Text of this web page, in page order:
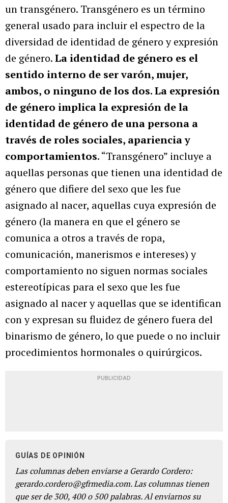
un transgénero. Transgénero es un término
general usado para incluir el espectro de la
diversidad de identidad de género y expresión
de género.La identidad de género es el
sentido interno de ser varón, mujer,
ambos, o ninguno de los dos. La expresión
de género implica la expresión de la
identidad de género de una persona a
través de roles sociales, apariencia y
comportamientos. “Transgénero” incluye a
aquellas personas que tienen una identidad de
género que difiere del sexo que les fue
asignado al nacer, aquellas cuya expresión de
género (la manera en que el género se
comunica a otros a través de ropa,
comunicación, manerismos e intereses) y
comportamiento no siguen normas sociales
estereotípicas para el sexo que les fue
asignado al nacer y aquellas que se identifican
con y expresan su fluidez de género fuera del
binarismo de género, lo que puede o no incluir
procedimientos hormonales o quirúrgicos.
PUBLICIDAD
GUÍAS DE OPINIÓN
Las columnas deben enviarse a Gerardo Cordero:
gerardo.cordero@gfrmedia.com. Las columnas tienen
que ser de 300, 400 o 500 palabras. Al enviarnos su